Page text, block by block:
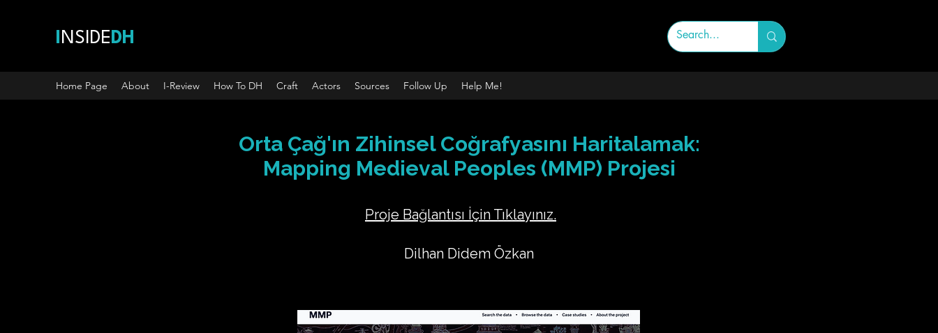
NSIDE DH
Home Page About I-Review How To DH Craft Actors Sources Follow Up Help Me!
Orta Çağ'ın Zihinsel Coğrafyasını Haritalamak:
Mapping Medieval Peoples (MMP) Projesi
Proje Bağlantısı İçin Tıklayınız.
Dilhan Didem Özkan